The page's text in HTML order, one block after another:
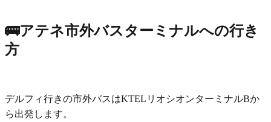
🚌アテネ市外バスターミナルへの行き
方
デルフィ行きの市外バスはKTELリオシオンターミナルBか
ら出発します。